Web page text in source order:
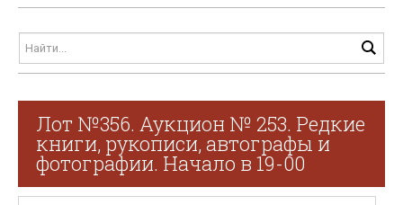
Лот №356. Аукцион № 253. Редкие
книги, рукописи, автографы и
фотографии. Начало в 19-00